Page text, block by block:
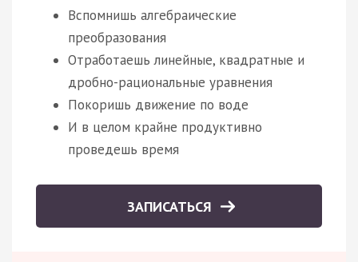
Вспомнишь алгебраические
преобразования
Отработаешь линейные, квадратные и
дробно-рациональные уравнения
Покоришь движение по воде
И в целом крайне продуктивно
проведешь время
ЗАПИСАТЬСЯ